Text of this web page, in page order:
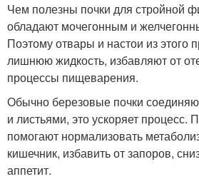
Чем полезны почки для стройной
обладают мочегонным и
Поэтому отвары и настои из этого
лишнюю жидкость, избавляют от
процессы пищеварения.
Обычно березовые почки
и листьями, это ускоряет процесс.
помогают нормализовать
кишечник, избавить от запоров,
аппетит.